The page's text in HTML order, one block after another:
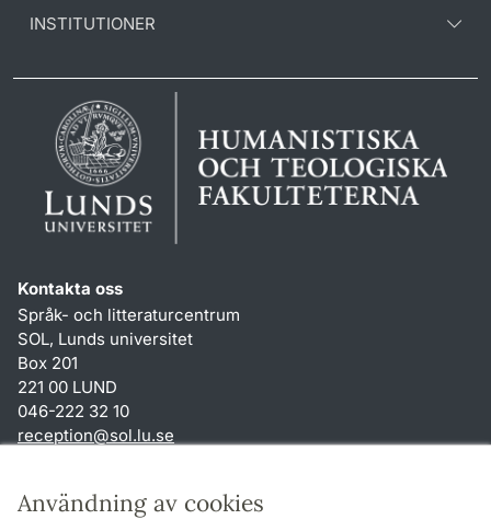
Användning av cookies
INSTITUTIONER
Kontakta oss
Språk- och litteraturcentrum
SOL, Lunds universitet
Box 201
221 00 LUND
046-222 32 10
reception@sol.lu.se
Genvägar
Om webbplatsen och cookies